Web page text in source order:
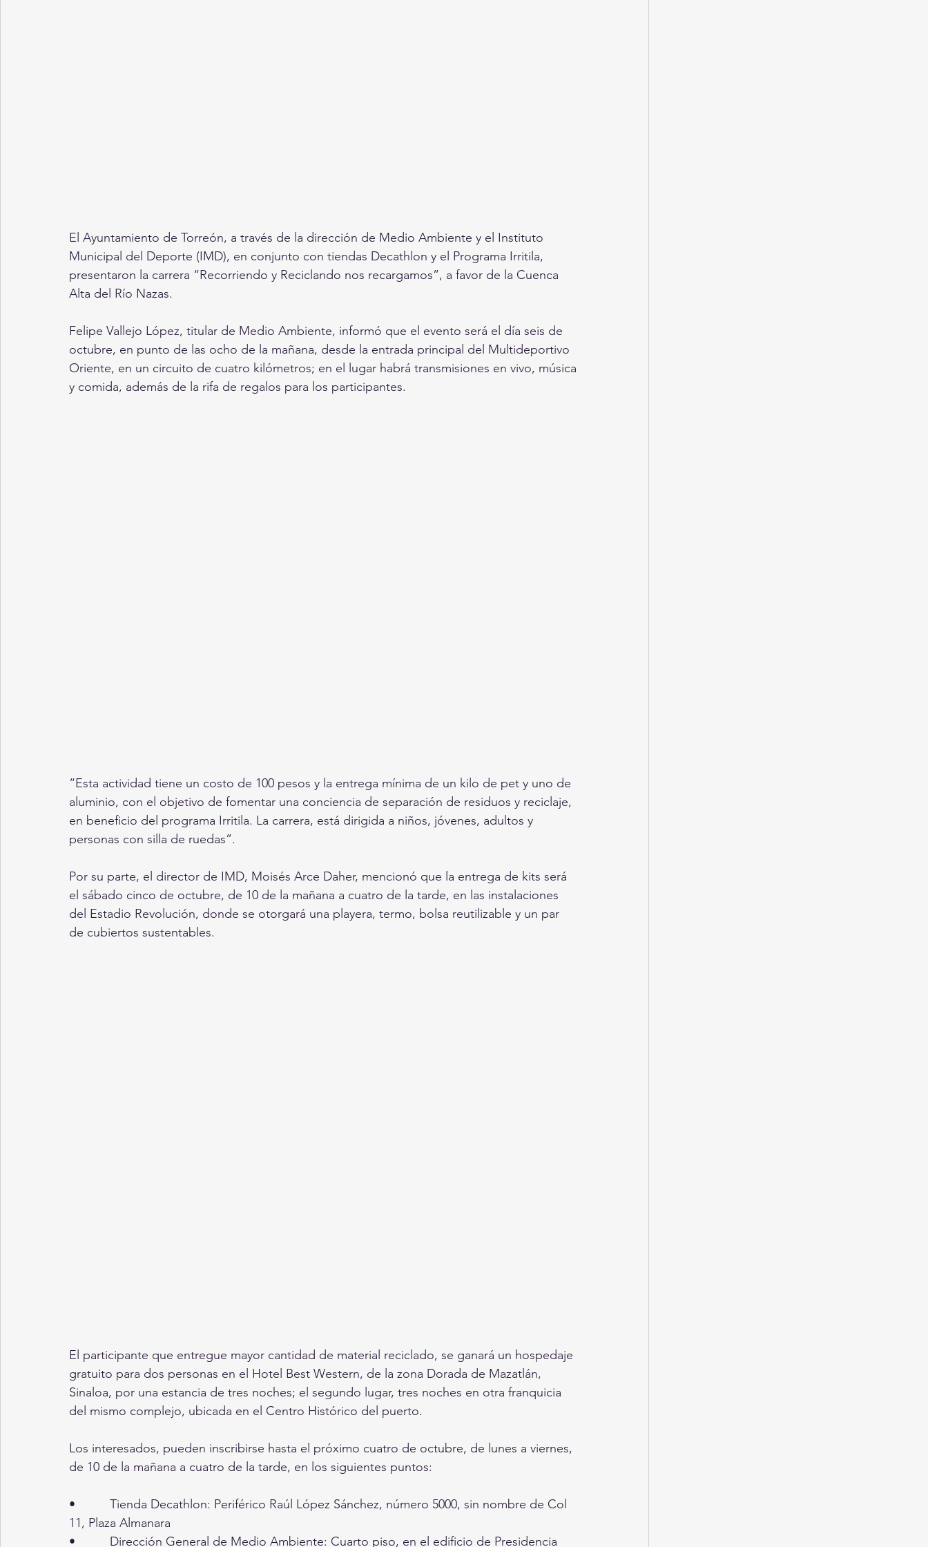
El Ayuntamiento de Torreón, a través de la dirección de Medio Ambiente y el Instituto
Municipal del Deporte (IMD), en conjunto con tiendas Decathlon y el Programa Irritila,
presentaron la carrera “Recorriendo y Reciclando nos recargamos”, a favor de la Cuenca
Alta del Río Nazas.
Felipe Vallejo López, titular de Medio Ambiente, informó que el evento será el día seis de
octubre, en punto de las ocho de la mañana, desde la entrada principal del Multideportivo
Oriente, en un circuito de cuatro kilómetros; en el lugar habrá transmisiones en vivo, música
y comida, además de la rifa de regalos para los participantes.
“Esta actividad tiene un costo de 100 pesos y la entrega mínima de un kilo de pet y uno de
aluminio, con el objetivo de fomentar una conciencia de separación de residuos y reciclaje,
en beneficio del programa Irritila. La carrera, está dirigida a niños, jóvenes, adultos y
personas con silla de ruedas”.
Por su parte, el director de IMD, Moisés Arce Daher, mencionó que la entrega de kits será
el sábado cinco de octubre, de 10 de la mañana a cuatro de la tarde, en las instalaciones
del Estadio Revolución, donde se otorgará una playera, termo, bolsa reutilizable y un par
de cubiertos sustentables.
El participante que entregue mayor cantidad de material reciclado, se ganará un hospedaje
gratuito para dos personas en el Hotel Best Western, de la zona Dorada de Mazatlán,
Sinaloa, por una estancia de tres noches; el segundo lugar, tres noches en otra franquicia
del mismo complejo, ubicada en el Centro Histórico del puerto.
Los interesados, pueden inscribirse hasta el próximo cuatro de octubre, de lunes a viernes,
de 10 de la mañana a cuatro de la tarde, en los siguientes puntos:
•          Tienda Decathlon: Periférico Raúl López Sánchez, número 5000, sin nombre de Col
11, Plaza Almanara
•          Dirección General de Medio Ambiente: Cuarto piso, en el edificio de Presidencia